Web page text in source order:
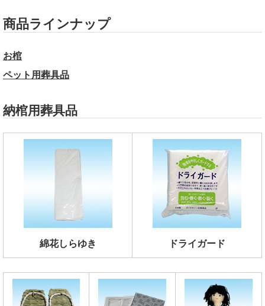
商品ラインナップ
お棺
ペット用葬具品
納棺用葬具品
綿花しらゆき ドライガード